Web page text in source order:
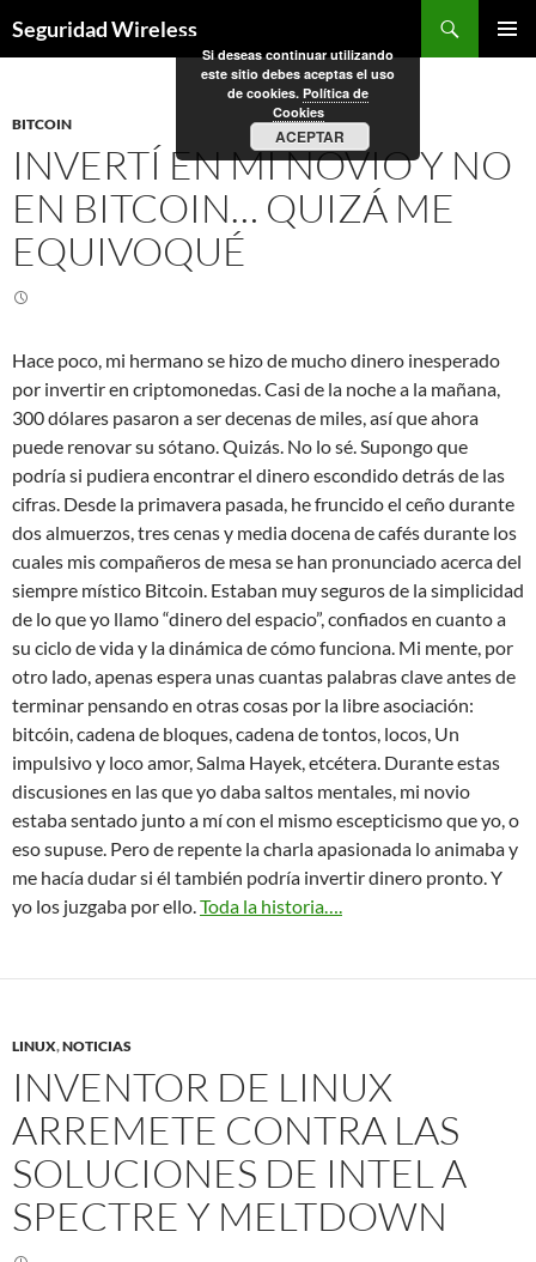
alSeguridad Wireless
BITCOIN
INVERTÍ EN MI NOVIO Y NO
EN BITCOIN… QUIZÁ ME
EQUIVOQUÉ
Hace poco, mi hermano se hizo de mucho dinero inesperado
por invertir en criptomonedas. Casi de la noche a la mañana,
300 dólares pasaron a ser decenas de miles, así que ahora
puede renovar su sótano. Quizás. No lo sé. Supongo que
podría si pudiera encontrar el dinero escondido detrás de las
cifras. Desde la primavera pasada, he fruncido el ceño durante
dos almuerzos, tres cenas y media docena de cafés durante los
cuales mis compañeros de mesa se han pronunciado acerca del
siempre místico Bitcoin. Estaban muy seguros de la simplicidad
de lo que yo llamo “dinero del espacio”, confiados en cuanto a
su ciclo de vida y la dinámica de cómo funciona. Mi mente, por
otro lado, apenas espera unas cuantas palabras clave antes de
terminar pensando en otras cosas por la libre asociación:
bitcóin, cadena de bloques, cadena de tontos, locos, Un
impulsivo y loco amor, Salma Hayek, etcétera. Durante estas
discusiones en las que yo daba saltos mentales, mi novio
estaba sentado junto a mí con el mismo escepticismo que yo, o
eso supuse. Pero de repente la charla apasionada lo animaba y
me hacía dudar si él también podría invertir dinero pronto. Y
yo los juzgaba por ello.Toda la historia….
LINUX,NOTICIAS
INVENTOR DE LINUX
ARREMETE CONTRA LAS
SOLUCIONES DE INTEL A
SPECTRE Y MELTDOWN
Si deseas continuar utilizando
este sitio debes aceptas el uso
de cookies. Política de
Cookies
ACEPTAR